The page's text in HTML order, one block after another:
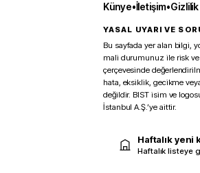
Künye•İletişim•
YASAL UYARI VE
Bu sayfada yer alan bilgi,
mali durumunuz ile risk ve
çerçevesinde
hata, eksiklik, gecikme
değildir. BIST isim ve
İstanbul A.Ş.’ye aittir.
Haftalık
Haftalık listeye